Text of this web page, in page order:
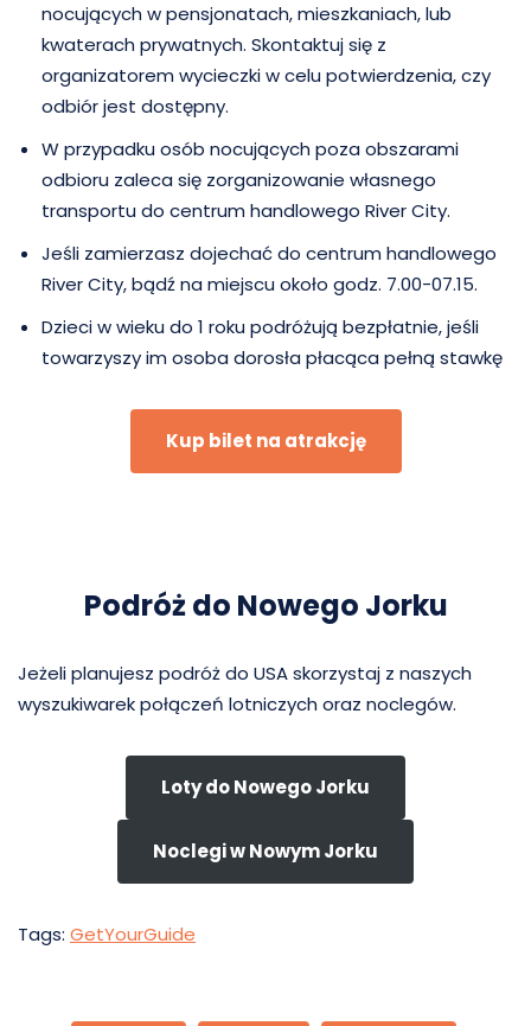
nocujących w pensjonatach, mieszkaniach, lub
kwaterach prywatnych. Skontaktuj się z
organizatorem wycieczki w celu potwierdzenia, czy
odbiór jest dostępny.
W przypadku osób nocujących poza obszarami
odbioru zaleca się zorganizowanie własnego
transportu do centrum handlowego River City.
Jeśli zamierzasz dojechać do centrum handlowego
River City, bądź na miejscu około godz. 7.00-07.15.
Dzieci w wieku do 1 roku podróżują bezpłatnie, jeśli
towarzyszy im osoba dorosła płacąca pełną stawkę
Kup bilet na atrakcję
Podróż do Nowego Jorku
Jeżeli planujesz podróż do USA skorzystaj z naszych
wyszukiwarek połączeń lotniczych oraz noclegów.
Loty do Nowego Jorku
Noclegi w Nowym Jorku
Tags: GetYourGuide